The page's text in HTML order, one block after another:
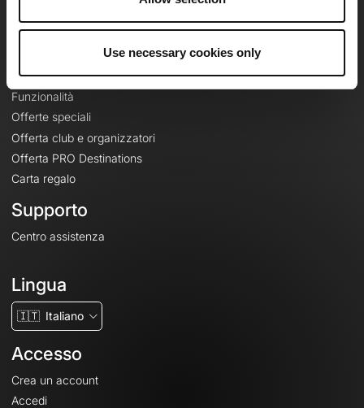
Use necessary cookies only
Le Mag'
Mappe di base topografiche
Funzionalità
Offerte speciali
Offerta club e organizzatori
Offerta PRO Destinations
Carta regalo
Supporto
Centro assistenza
Lingua
🇮🇹 Italiano
Accesso
Crea un account
Accedi